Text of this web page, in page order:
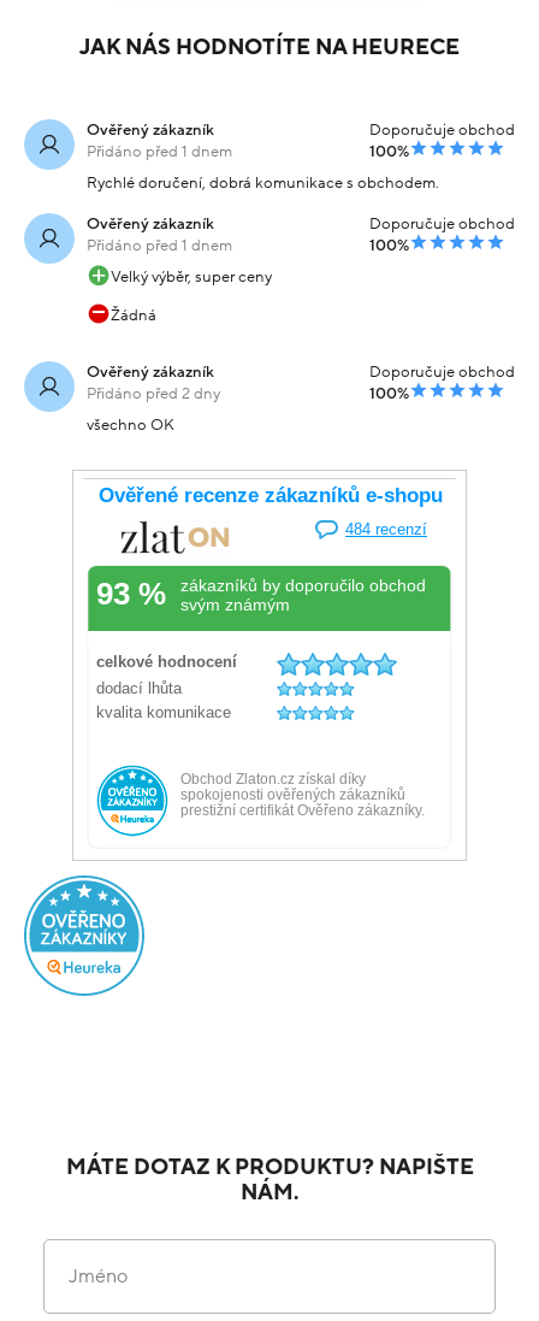
JAK NÁS HODNOTÍTE NA HEURECE
Ověřený zákazník
Přidáno před 1 dnem
Doporučuje obchod
100%
Rychlé doručení, dobrá komunikace s obchodem.
Ověřený zákazník
Přidáno před 1 dnem
Doporučuje obchod
100%
Velký výběr, super ceny
Žádná
Ověřený zákazník
Přidáno před 2 dny
Doporučuje obchod
100%
všechno OK
MÁTE DOTAZ K PRODUKTU? NAPIŠTE
NÁM.
Jméno